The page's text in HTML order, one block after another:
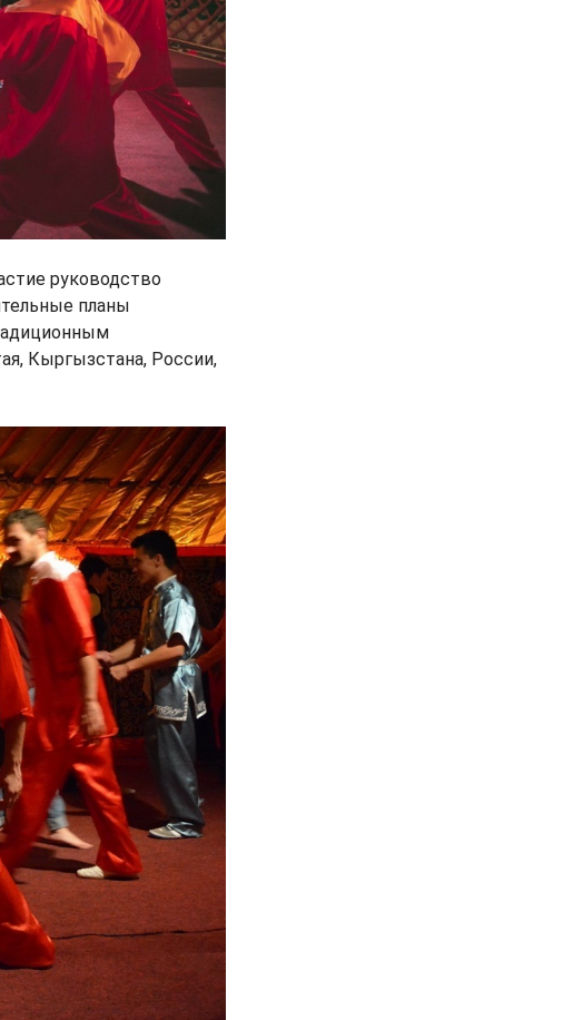
руководство
планы
Кыргызстана, России,